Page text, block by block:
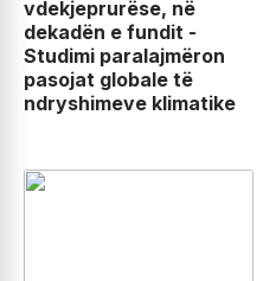
vdekjeprurëse, në
dekadën e fundit -
Studimi paralajmëron
pasojat globale të
ndryshimeve klimatike